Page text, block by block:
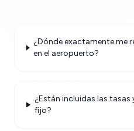
¿Dónde exactamente me
en el aeropuerto?
¿Están incluidas las tasas
fijo?